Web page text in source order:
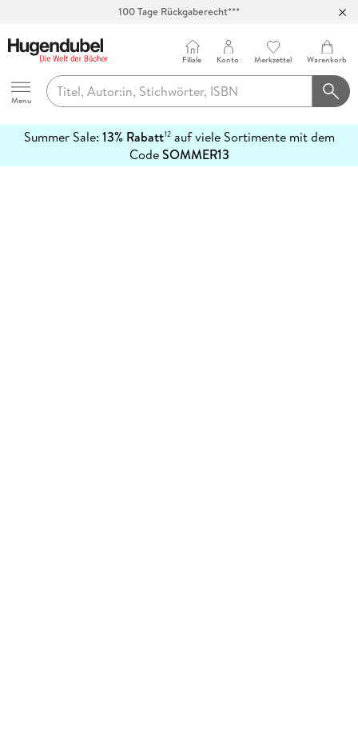
100 Tage Rückgaberecht***
Hugendubel
Menu
Filiale Konto Merkzettel Warenkorb
Summer Sale: 13% Rabatt12auf viele Sortimente mit dem
CodeSOMMER13
erfahren